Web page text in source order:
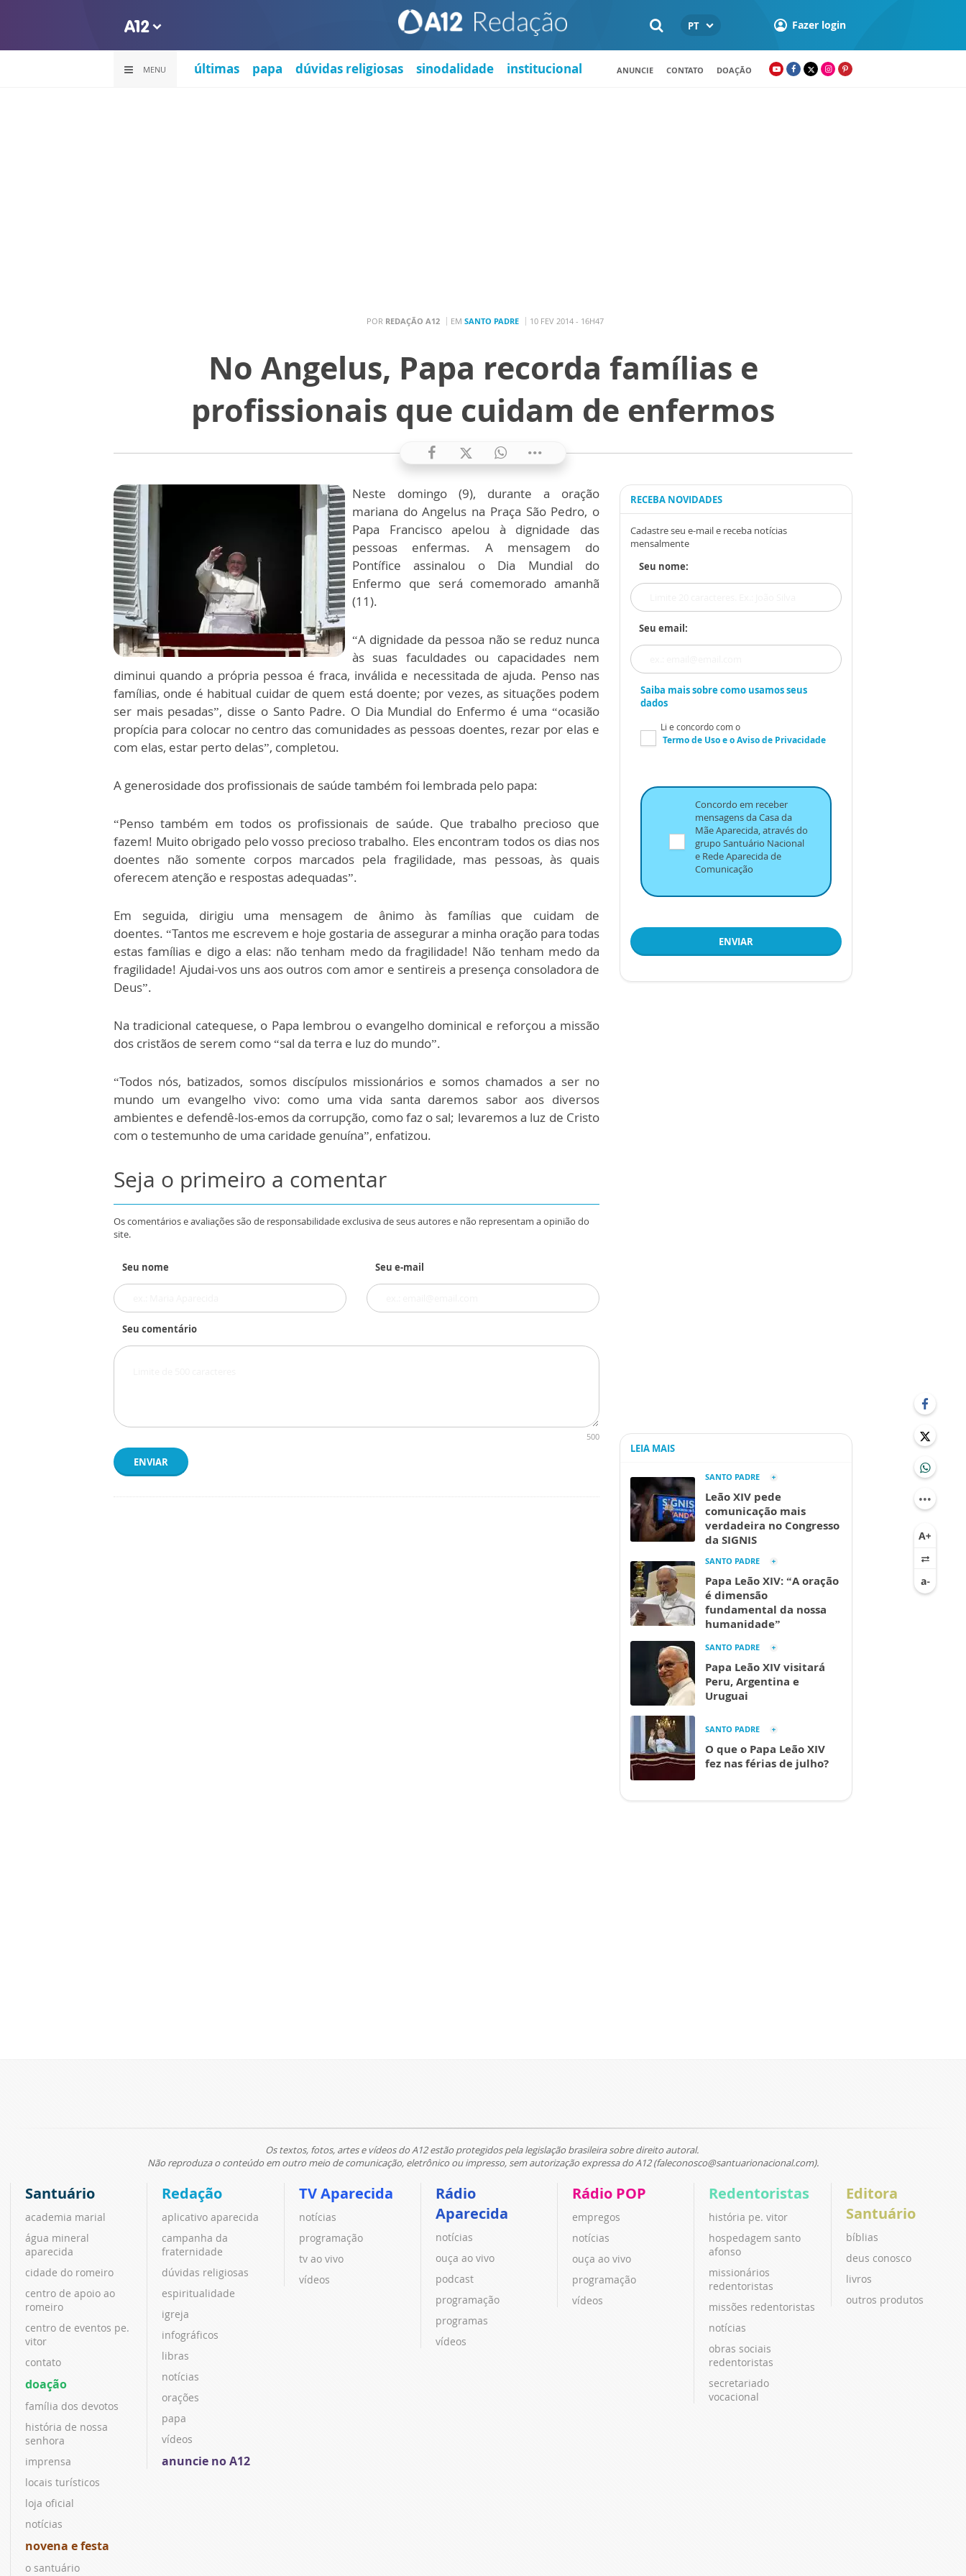
PT Fazer login
MENU últimas papa dúvidas religiosas sinodalidade institucional ANUNCIE CONTATO DOAÇÃO
POR REDAÇÃO A12 EM SANTO PADRE 10 FEV 2014 - 16H47
No Angelus, Papa recorda famílias e
profissionais que cuidam de enfermos
Neste domingo (9), durante a oração
mariana do Angelus na Praça São Pedro, o
Papa Francisco apelou à dignidade das
pessoas enfermas. A mensagem do
Pontífice assinalou o Dia Mundial do
Enfermo que será comemorado amanhã
(11).
“A dignidade da pessoa não se reduz nunca
às suas faculdades ou capacidades nem
diminui quando a própria pessoa é fraca, inválida e necessitada de ajuda. Penso nas
famílias, onde é habitual cuidar de quem está doente; por vezes, as situações podem
ser mais pesadas”, disse o Santo Padre. O Dia Mundial do Enfermo é uma “ocasião
propícia para colocar no centro das comunidades as pessoas doentes, rezar por elas e
com elas, estar perto delas”, completou.
A generosidade dos profissionais de saúde também foi lembrada pelo papa:
“Penso também em todos os profissionais de saúde. Que trabalho precioso que
fazem! Muito obrigado pelo vosso precioso trabalho. Eles encontram todos os dias nos
doentes não somente corpos marcados pela fragilidade, mas pessoas, às quais
oferecem atenção e respostas adequadas”.
Em seguida, dirigiu uma mensagem de ânimo às famílias que cuidam de
doentes. “Tantos me escrevem e hoje gostaria de assegurar a minha oração para todas
estas famílias e digo a elas: não tenham medo da fragilidade! Não tenham medo da
fragilidade! Ajudai-vos uns aos outros com amor e sentireis a presença consoladora de
Deus”.
Na tradicional catequese, o Papa lembrou o evangelho dominical e reforçou a missão
dos cristãos de serem como “sal da terra e luz do mundo”.
“Todos nós, batizados, somos discípulos missionários e somos chamados a ser no
mundo um evangelho vivo: como uma vida santa daremos sabor aos diversos
ambientes e defendê-los-emos da corrupção, como faz o sal; levaremos a luz de Cristo
com o testemunho de uma caridade genuína”, enfatizou.
Seja o primeiro a comentar
Os comentários e avaliações são de responsabilidade exclusiva de seus autores e não representam a opinião do
site.
Seu nome Seu e-mail
Seu comentário
500
ENVIAR
RECEBA NOVIDADES
Cadastre seu e-mail e receba notícias
mensalmente
Seu nome:
Seu email:
Saiba mais sobre como usamos seus
dados
Li e concordo com o
Termo de Usoe oAviso de Privacidade
Concordo em receber
mensagens da Casa da
Mãe Aparecida, através do
grupo Santuário Nacional
e Rede Aparecida de
Comunicação
ENVIAR
LEIA MAIS
SANTO PADRE
Leão XIV pede
comunicação mais
verdadeira no Congresso
da SIGNIS
SANTO PADRE
Papa Leão XIV: “A oração
é dimensão
fundamental da nossa
humanidade”
SANTO PADRE
Papa Leão XIV visitará
Peru, Argentina e
Uruguai
SANTO PADRE
O que o Papa Leão XIV
fez nas férias de julho?
Os textos, fotos, artes e vídeos do A12 estão protegidos pela legislação brasileira sobre direito autoral.
Não reproduza o conteúdo em outro meio de comunicação, eletrônico ou impresso, sem autorização expressa do A12 (faleconosco@santuarionacional.com).
Santuário
academia marial
água mineral
aparecida
cidade do romeiro
centro de apoio ao
romeiro
centro de eventos pe.
vitor
contato
doação
família dos devotos
história de nossa
senhora
imprensa
locais turísticos
loja oficial
notícias
novena e festa
o santuário
Redação
aplicativo aparecida
campanha da
fraternidade
dúvidas religiosas
espiritualidade
igreja
infográficos
libras
notícias
orações
papa
vídeos
anuncie no A12
TV Aparecida
notícias
programação
tv ao vivo
vídeos
Rádio
Aparecida
notícias
ouça ao vivo
podcast
programação
programas
vídeos
Rádio POP
empregos
notícias
ouça ao vivo
programação
vídeos
Redentoristas
história pe. vitor
hospedagem santo
afonso
missionários
redentoristas
missões redentoristas
notícias
obras sociais
redentoristas
secretariado
vocacional
Editora
Santuário
bíblias
deus conosco
livros
outros produtos